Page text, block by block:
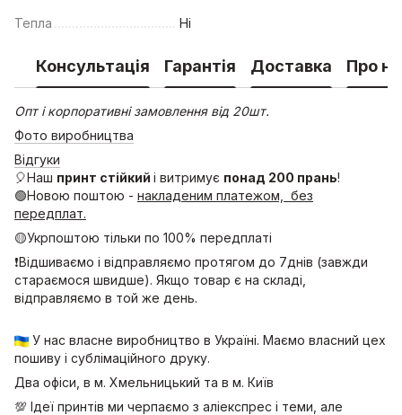
Тепла Ні
Консультація Гарантія Доставка Про
Опт і корпоративні замовлення від 20шт.
Фото виробництва
Відгуки
🎈Наш принт стійкий і витримує понад 200 прань!
🟢Новою поштою - накладеним платежом, без
передплат.
🟡Укрпоштою тільки по 100% передплаті
❗Відшиваємо і відправляємо протягом до 7днів (завжди
стараємося швидше). Якщо товар є на складі,
відправляємо в той же день.
У нас власне виробництво в Україні. Маємо власний цех
пошиву і сублімаційного друку.
Два офіси, в м. Хмельницький та в м. Київ
💯 Ідеї принтів ми черпаємо з аліекспрес і теми, але